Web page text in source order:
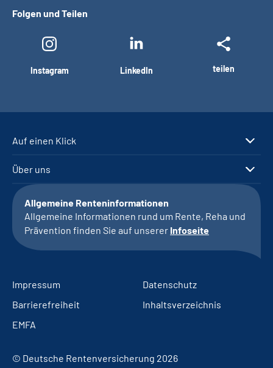
Folgen und Teilen
Instagram LinkedIn teilen
Auf einen Klick
Über uns
Allgemeine Renteninformationen
Allgemeine Informationen rund um Rente, Reha und
Prävention finden Sie auf unserer Infoseite
Impressum
Datenschutz
Barrierefreiheit
Inhaltsverzeichnis
EMFA
© Deutsche Rentenversicherung 2026